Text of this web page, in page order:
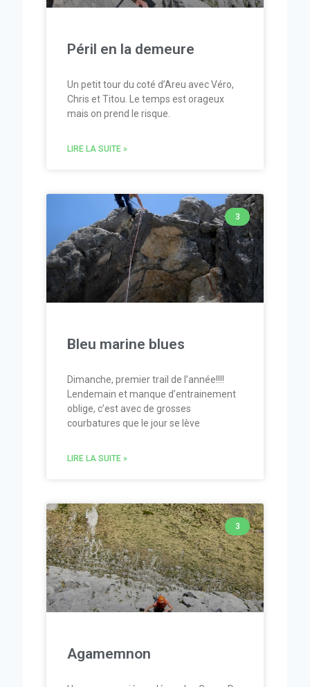
Péril en la demeure
Un petit tour du coté d’Areu avec Véro,
Chris et Titou. Le temps est orageux
mais on prend le risque.
LIRE LA SUITE »
3
Bleu marine blues
Dimanche, premier trail de l’année!!!!
Lendemain et manque d’entrainement
oblige, c’est avec de grosses
courbatures que le jour se lève
LIRE LA SUITE »
3
Agamemnon